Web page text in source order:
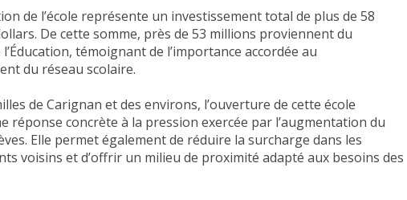
de l’école représente un investissement total de plus de 58
De cette somme, près de 53 millions proviennent du
témoignant de l’importance accordée au
du réseau scolaire.
de Carignan et des environs, l’ouverture de cette école
réponse concrète à la pression exercée par l’augmentation du
Elle permet également de réduire la surcharge dans les
voisins et d’offrir un milieu de proximité adapté aux besoins des